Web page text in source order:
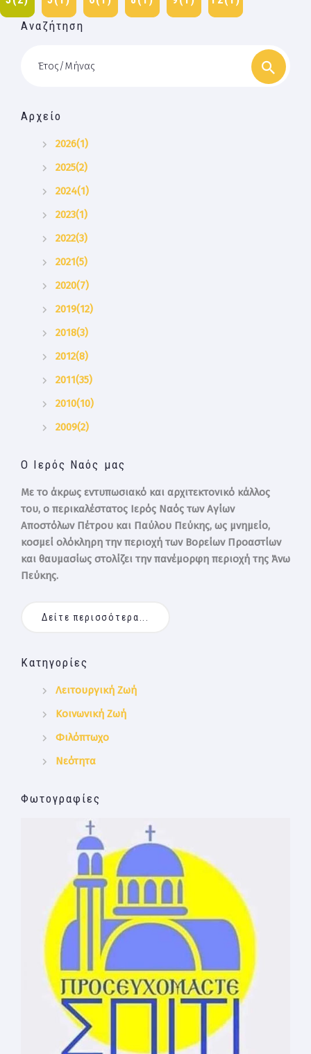
Αναζήτηση
Έτος/Μήνας
Αρχείο
2026(1)
2025(2)
2024(1)
2023(1)
2022(3)
2021(5)
2020(7)
2019(12)
2018(3)
2012(8)
2011(35)
2010(10)
2009(2)
Ο Ιερός Ναός μας
Με το άκρως εντυπωσιακό και αρχιτεκτονικό κάλλος
του, ο περικαλέστατος Ιερός Ναός των Αγίων
Αποστόλων Πέτρου και Παύλου Πεύκης, ως μνημείο,
κοσμεί ολόκληρη την περιοχή των Βορείων Προαστίων
και θαυμασίως στολίζει την πανέμορφη περιοχή της Άνω
Πεύκης.
Δείτε περισσότερα...
Κατηγορίες
Λειτουργική Ζωή
Κοινωνική Ζωή
Φιλόπτωχο
Νεότητα
Φωτογραφίες